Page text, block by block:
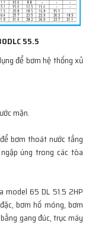
55.5
để bơm hệ thống xử
mặn.
để bơm thoát nước tầng
úng trong các tòa
model 65 DL 51.5 2HP
bơm hố móng, bơm
gang đúc, trục máy